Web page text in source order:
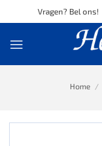
to
Vragen? Bel ons!
Home /